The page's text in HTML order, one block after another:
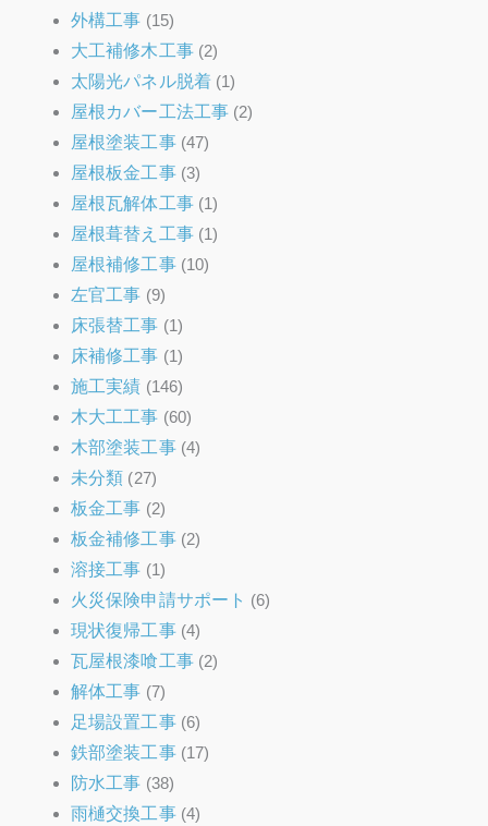
外構工事 (15)
大工補修木工事(2)
太陽光パネル脱着(1)
屋根カバー工法工事(2)
屋根塗装工事(47)
屋根板金工事(3)
屋根瓦解体工事(1)
屋根葺替え工事(1)
屋根補修工事(10)
左官工事 (9)
床張替工事 (1)
床補修工事 (1)
施工実績 (146)
木大工工事 (60)
木部塗装工事(4)
未分類 (27)
板金工事 (2)
板金補修工事(2)
溶接工事 (1)
火災保険申請サポート (6)
現状復帰工事(4)
瓦屋根漆喰工事(2)
解体工事 (7)
足場設置工事(6)
鉄部塗装工事(17)
防水工事 (38)
雨樋交換工事(4)